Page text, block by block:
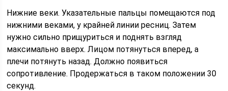
Нижние веки. Указательные пальцы помещаются под
нижними веками, у крайней линии ресниц. Затем
нужно сильно прищуриться и поднять взгляд
максимально вверх. Лицом потянуться вперед, а
плечи потянуть назад. Должно появиться
сопротивление. Продержаться в таком положении 30
секунд.